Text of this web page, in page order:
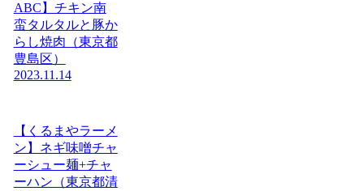
ABC】チキン南
蛮タルタルと豚か
らし焼肉（東京都
豊島区）
2023.11.14
【くるまやラーメ
ン】ネギ味噌チャ
ーシュー麺+チャ
ーハン（東京都清